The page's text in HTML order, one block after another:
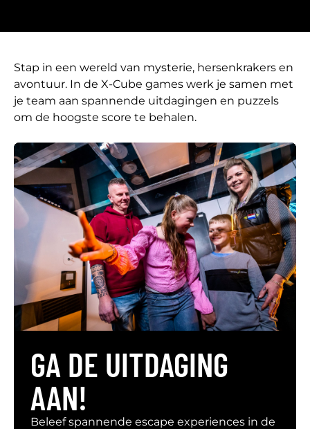
Stap in een wereld van mysterie, hersenkrakers en
avontuur. In de X-Cube games werk je samen met
je team aan spannende uitdagingen en puzzels
om de hoogste score te behalen.
GA DE UITDAGING
AAN!
Beleef spannende escape experiences in de